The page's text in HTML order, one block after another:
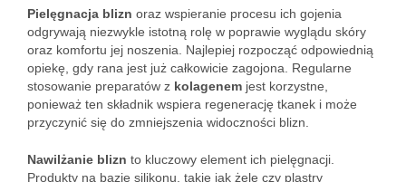
Pielęgnacja blizn oraz wspieranie procesu ich gojenia
odgrywają niezwykle istotną rolę w poprawie wyglądu skóry
oraz komfortu jej noszenia. Najlepiej rozpocząć odpowiednią
opiekę, gdy rana jest już całkowicie zagojona. Regularne
stosowanie preparatów z kolagenem jest korzystne,
ponieważ ten składnik wspiera regenerację tkanek i może
przyczynić się do zmniejszenia widoczności blizn.
Nawilżanie blizn to kluczowy element ich pielęgnacji.
Produkty na bazie silikonu, takie jak żele czy plastry